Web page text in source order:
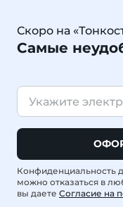
Скоро на
Самые
Конфиденциальность
можно отказаться в
вы даете Согласие на